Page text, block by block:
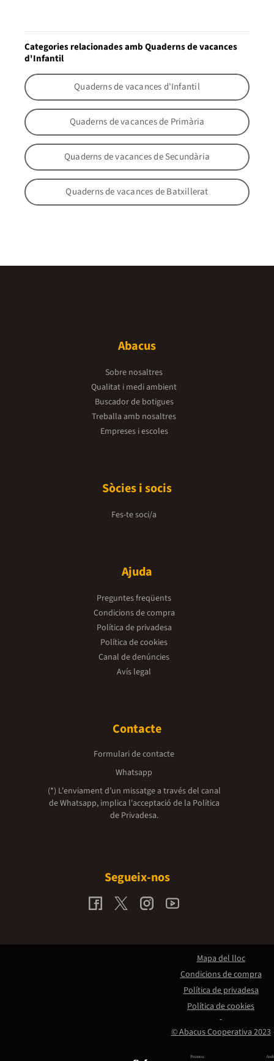
Categories relacionades amb Quaderns de vacances
d'Infantil
Quaderns de vacances d'Infantil
Quaderns de vacances de Primària
Quaderns de vacances de Secundària
Quaderns de vacances de Batxillerat
Abacus
Sobre nosaltres
Qualitat i medi ambient
Buscador de botigues
Treballa amb nosaltres
Empreses i escoles
Sòcies i socis
Fes-te soci/a
Ajuda
Preguntes freqüents
Condicions de compra
Política de privadesa
Política de cookies
Canal de denúncies
Avís legal
Contacte
Formulari de contacte
Whatsapp
(*) L'enviament d’un missatge a través del canal
de Whatsapp, implica l'acceptació de la Política
de Privadesa.
Segueix-nos
Promou:
© Abacus Cooperativa 2023
Mapa del lloc
Condicions de compra
Política de privadesa
Política de cookies